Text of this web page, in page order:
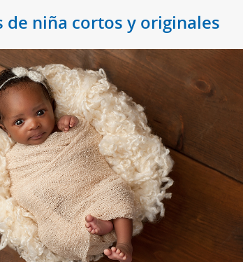
niña cortos y originales